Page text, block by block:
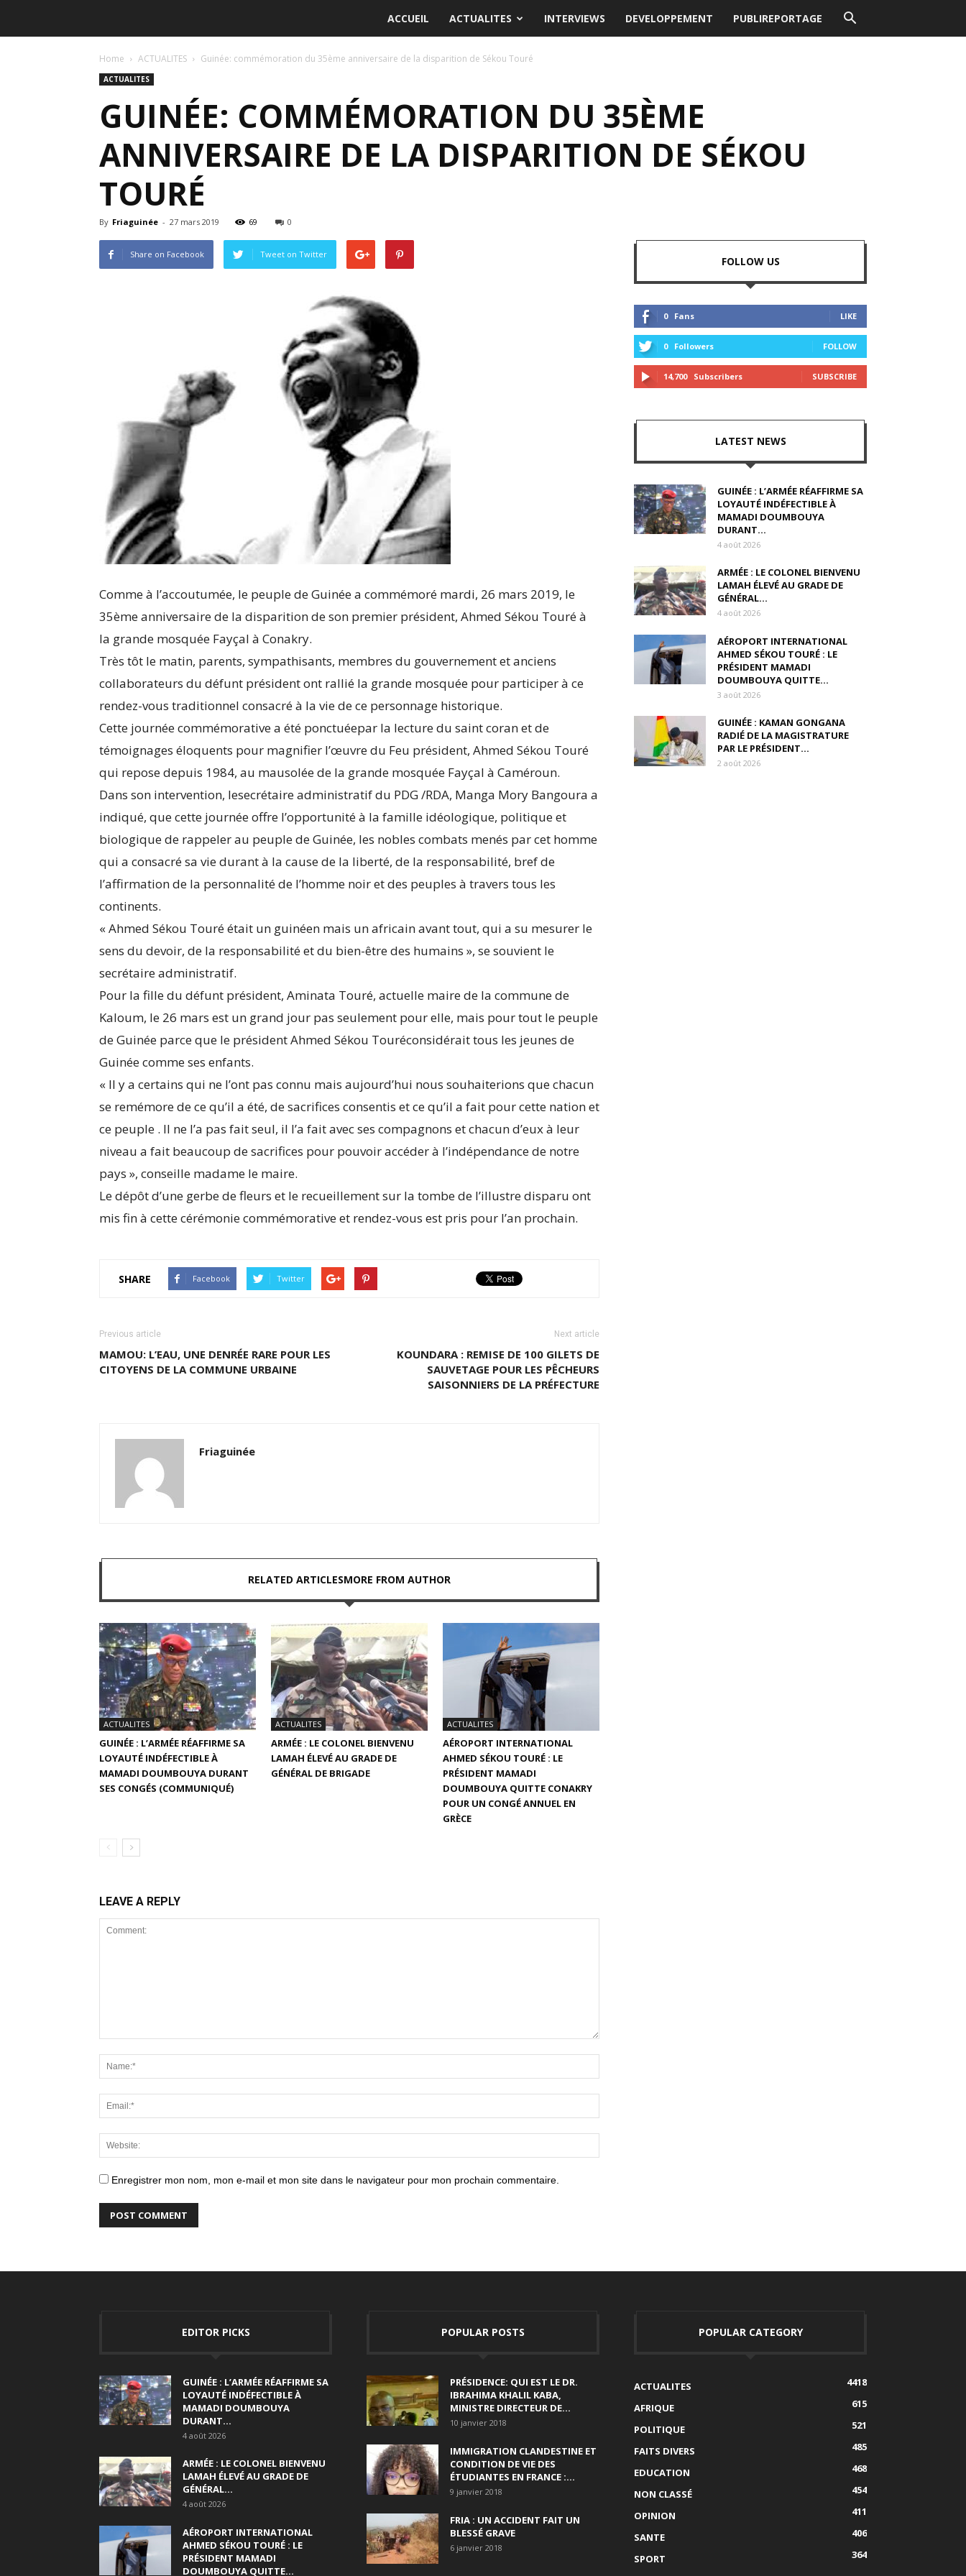
ACCUEIL ACTUALITES INTERVIEWS DEVELOPPEMENT PUBLIREPORTAGE
Home ACTUALITES Guinée: commémoration du 35ème anniversaire de la disparition de Sékou Touré
ACTUALITES
GUINÉE: COMMÉMORATION DU 35ÈME
ANNIVERSAIRE DE LA DISPARITION DE SÉKOU
TOURÉ
By Friaguinée - 27 mars 2019 69 0
Share on Facebook Tweet on Twitter
Comme à l’accoutumée, le peuple de Guinée a commémoré mardi, 26 mars 2019, le
35ème anniversaire de la disparition de son premier président, Ahmed Sékou Touré à
la grande mosquée Fayçal à Conakry.
Très tôt le matin, parents, sympathisants, membres du gouvernement et anciens
collaborateurs du défunt président ont rallié la grande mosquée pour participer à ce
rendez-vous traditionnel consacré à la vie de ce personnage historique.
Cette journée commémorative a été ponctuéepar la lecture du saint coran et de
témoignages éloquents pour magnifier l’œuvre du Feu président, Ahmed Sékou Touré
qui repose depuis 1984, au mausolée de la grande mosquée Fayçal à Caméroun.
Dans son intervention, lesecrétaire administratif du PDG /RDA, Manga Mory Bangoura a
indiqué, que cette journée offre l’opportunité à la famille idéologique, politique et
biologique de rappeler au peuple de Guinée, les nobles combats menés par cet homme
qui a consacré sa vie durant à la cause de la liberté, de la responsabilité, bref de
l’affirmation de la personnalité de l’homme noir et des peuples à travers tous les
continents.
« Ahmed Sékou Touré était un guinéen mais un africain avant tout, qui a su mesurer le
sens du devoir, de la responsabilité et du bien-être des humains », se souvient le
secrétaire administratif.
Pour la fille du défunt président, Aminata Touré, actuelle maire de la commune de
Kaloum, le 26 mars est un grand jour pas seulement pour elle, mais pour tout le peuple
de Guinée parce que le président Ahmed Sékou Touréconsidérait tous les jeunes de
Guinée comme ses enfants.
« Il y a certains qui ne l’ont pas connu mais aujourd’hui nous souhaiterions que chacun
se remémore de ce qu’il a été, de sacrifices consentis et ce qu’il a fait pour cette nation et
ce peuple . Il ne l’a pas fait seul, il l’a fait avec ses compagnons et chacun d’eux à leur
niveau a fait beaucoup de sacrifices pour pouvoir accéder à l’indépendance de notre
pays », conseille madame le maire.
Le dépôt d’une gerbe de fleurs et le recueillement sur la tombe de l’illustre disparu ont
mis fin à cette cérémonie commémorative et rendez-vous est pris pour l’an prochain.
SHARE Facebook Twitter
Previous article
MAMOU: L’EAU, UNE DENRÉE RARE POUR LES
CITOYENS DE LA COMMUNE URBAINE
Next article
KOUNDARA : REMISE DE 100 GILETS DE
SAUVETAGE POUR LES PÊCHEURS
SAISONNIERS DE LA PRÉFECTURE
Friaguinée
RELATED ARTICLESMORE FROM AUTHOR
ACTUALITES
GUINÉE : L’ARMÉE RÉAFFIRME SA
LOYAUTÉ INDÉFECTIBLE À
MAMADI DOUMBOUYA DURANT
SES CONGÉS (COMMUNIQUÉ)
ACTUALITES
ARMÉE : LE COLONEL BIENVENU
LAMAH ÉLEVÉ AU GRADE DE
GÉNÉRAL DE BRIGADE
ACTUALITES
AÉROPORT INTERNATIONAL
AHMED SÉKOU TOURÉ : LE
PRÉSIDENT MAMADI
DOUMBOUYA QUITTE CONAKRY
POUR UN CONGÉ ANNUEL EN
GRÈCE
LEAVE A REPLY
Enregistrer mon nom, mon e-mail et mon site dans le navigateur pour mon prochain commentaire.
FOLLOW US
0 Fans LIKE
0 Followers FOLLOW
14,700 Subscribers SUBSCRIBE
LATEST NEWS
GUINÉE : L’ARMÉE RÉAFFIRME SA
LOYAUTÉ INDÉFECTIBLE À
MAMADI DOUMBOUYA
DURANT...
4 août 2026
ARMÉE : LE COLONEL BIENVENU
LAMAH ÉLEVÉ AU GRADE DE
GÉNÉRAL...
4 août 2026
AÉROPORT INTERNATIONAL
AHMED SÉKOU TOURÉ : LE
PRÉSIDENT MAMADI
DOUMBOUYA QUITTE...
3 août 2026
GUINÉE : KAMAN GONGANA
RADIÉ DE LA MAGISTRATURE
PAR LE PRÉSIDENT...
2 août 2026
EDITOR PICKS
GUINÉE : L’ARMÉE RÉAFFIRME SA
LOYAUTÉ INDÉFECTIBLE À
MAMADI DOUMBOUYA
DURANT...
4 août 2026
ARMÉE : LE COLONEL BIENVENU
LAMAH ÉLEVÉ AU GRADE DE
GÉNÉRAL...
4 août 2026
AÉROPORT INTERNATIONAL
AHMED SÉKOU TOURÉ : LE
PRÉSIDENT MAMADI
DOUMBOUYA QUITTE...
POPULAR POSTS
PRÉSIDENCE: QUI EST LE DR.
IBRAHIMA KHALIL KABA,
MINISTRE DIRECTEUR DE...
10 janvier 2018
IMMIGRATION CLANDESTINE ET
CONDITION DE VIE DES
ÉTUDIANTES EN FRANCE :...
9 janvier 2018
FRIA : UN ACCIDENT FAIT UN
BLESSÉ GRAVE
6 janvier 2018
POPULAR CATEGORY
ACTUALITES
4418
AFRIQUE
615
POLITIQUE
521
FAITS DIVERS
485
EDUCATION
468
NON CLASSÉ
454
OPINION
411
SANTE
406
SPORT
364